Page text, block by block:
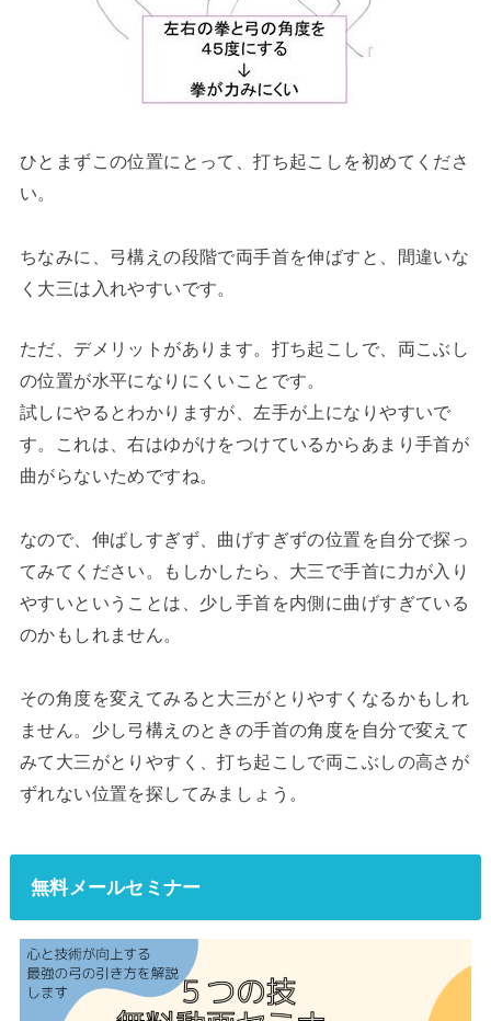
ひとまずこの位置にとって、打ち起こしを初めてくださ
い。
ちなみに、弓構えの段階で両手首を伸ばすと、間違いな
く大三は入れやすいです。
ただ、デメリットがあります。打ち起こしで、両こぶし
の位置が水平になりにくいことです。
試しにやるとわかりますが、左手が上になりやすいで
す。これは、右はゆがけをつけているからあまり手首が
曲がらないためですね。
なので、伸ばしすぎず、曲げすぎずの位置を自分で探っ
てみてください。もしかしたら、大三で手首に力が入り
やすいということは、少し手首を内側に曲げすぎている
のかもしれません。
その角度を変えてみると大三がとりやすくなるかもしれ
ません。少し弓構えのときの手首の角度を自分で変えて
みて大三がとりやすく、打ち起こしで両こぶしの高さが
ずれない位置を探してみましょう。
無料メールセミナー